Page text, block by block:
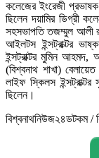
কলেজের ইংরেজী
ছিলেন দয়ামির ডিগ্রী
সহসভাপতি তজম্মুল আলী
আইলটস ইন্সট্রাক্টর
ইন্সট্রাক্টর মুমিন আহমদ,
(বিশ্বনাথ শাখা)
লাইফ স্কিলস ইন্সট্রাক্টর
ছিলেন।
বিশ্বনাথনিউজ২৪ডটকম /